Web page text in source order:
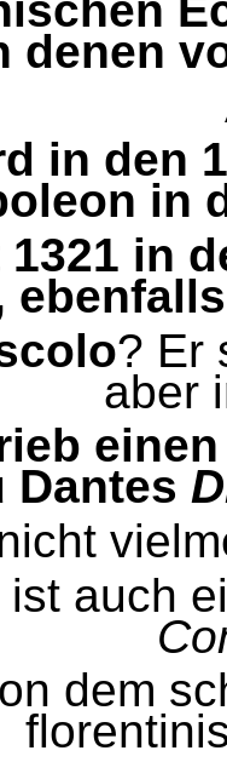
denen
in den
in
in
? Er
aber
Dantes
auch
dem